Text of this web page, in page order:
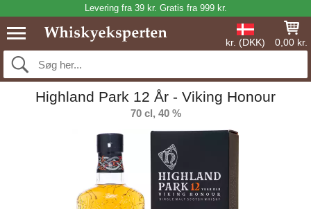
Levering fra 39 kr. Gratis fra 999 kr.
kr. (DKK) 0,00 kr.
Highland Park 12 År - Viking Honour
70 cl, 40 %